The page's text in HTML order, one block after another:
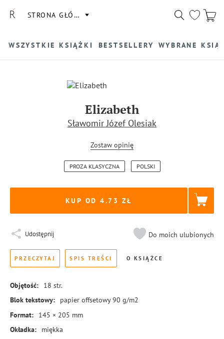
STRONA GŁÓWNA
WSZYSTKIE KSIĄŻKI BESTSELLERY WYBRANE
Elizabeth
Sławomir Józef Olesiak
Zostaw opinię
PROZA KLASYCZNA POLSKI
KUP OD 4.73
Udostępnij Do moich ulubionych
PRZECZYTAJ SPIS TREŚCI O KSIĄŻCE
Objętość: 18 str.
Blok tekstowy:
papier offsetowy 90 g/m2
Format:
145 × 205 mm
Okładka:
miękka